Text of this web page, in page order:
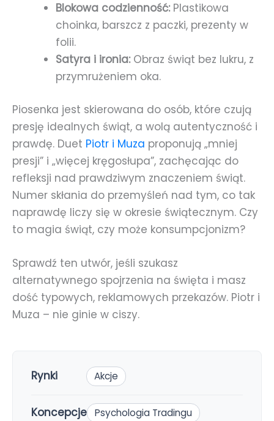
Blokowa codzienność:Plastikowa
choinka, barszcz z paczki, prezenty w
folii.
Satyra i ironia:Obraz świąt bez lukru, z
przymrużeniem oka.
Piosenka jest skierowana do osób, które czują
presję idealnych świąt, a wolą autentyczność i
prawdę. Duet Piotr i Muza proponują „mniej
presji” i „więcej kręgosłupa”, zachęcając do
refleksji nad prawdziwym znaczeniem świąt.
Numer skłania do przemyśleń nad tym, co tak
naprawdę liczy się w okresie świątecznym. Czy
to magia świąt, czy może konsumpcjonizm?
Sprawdź ten utwór, jeśli szukasz
alternatywnego spojrzenia na święta i masz
dość typowych, reklamowych przekazów. Piotr i
Muza – nie ginie w ciszy.
Rynki Akcje
Koncepcje Psychologia Tradingu